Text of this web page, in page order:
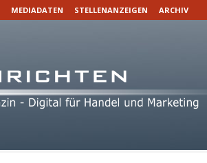
MEDIADATEN STELLENANZEIGEN ARCHIV